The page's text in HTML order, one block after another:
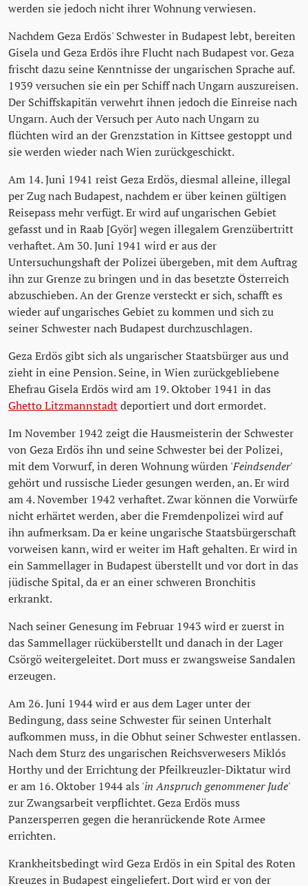
werden sie jedoch nicht ihrer Wohnung verwiesen.
Nachdem Geza Erdös' Schwester in Budapest lebt, bereiten
Gisela und Geza Erdös ihre Flucht nach Budapest vor. Geza
frischt dazu seine Kenntnisse der ungarischen Sprache auf.
1939 versuchen sie ein per Schiff nach Ungarn auszureisen.
Der Schiffskapitän verwehrt ihnen jedoch die Einreise nach
Ungarn. Auch der Versuch per Auto nach Ungarn zu
flüchten wird an der Grenzstation in Kittsee gestoppt und
sie werden wieder nach Wien zurückgeschickt.
Am 14. Juni 1941 reist Geza Erdös, diesmal alleine, illegal
per Zug nach Budapest, nachdem er über keinen gültigen
Reisepass mehr verfügt. Er wird auf ungarischen Gebiet
gefasst und in Raab [Györ] wegen illegalem Grenzübertritt
verhaftet. Am 30. Juni 1941 wird er aus der
Untersuchungshaft der Polizei übergeben, mit dem Auftrag
ihn zur Grenze zu bringen und in das besetzte Österreich
abzuschieben. An der Grenze versteckt er sich, schafft es
wieder auf ungarisches Gebiet zu kommen und sich zu
seiner Schwester nach Budapest durchzuschlagen.
Geza Erdös gibt sich als ungarischer Staatsbürger aus und
zieht in eine Pension. Seine, in Wien zurückgebliebene
Ehefrau Gisela Erdös wird am 19. Oktober 1941 in das
Ghetto Litzmannstadtdeportiert und dort ermordet.
Im November 1942 zeigt die Hausmeisterin der Schwester
von Geza Erdös ihn und seine Schwester bei der Polizei,
mit dem Vorwurf, in deren Wohnung würden 'Feindsender'
gehört und russische Lieder gesungen werden, an. Er wird
am 4. November 1942 verhaftet. Zwar können die Vorwürfe
nicht erhärtet werden, aber die Fremdenpolizei wird auf
ihn aufmerksam. Da er keine ungarische Staatsbürgerschaft
vorweisen kann, wird er weiter im Haft gehalten. Er wird in
ein Sammellager in Budapest überstellt und vor dort in das
jüdische Spital, da er an einer schweren Bronchitis
erkrankt.
Nach seiner Genesung im Februar 1943 wird er zuerst in
das Sammellager rücküberstellt und danach in der Lager
Csörgö weitergeleitet. Dort muss er zwangsweise Sandalen
erzeugen.
Am 26. Juni 1944 wird er aus dem Lager unter der
Bedingung, dass seine Schwester für seinen Unterhalt
aufkommen muss, in die Obhut seiner Schwester entlassen.
Nach dem Sturz des ungarischen Reichsverwesers Miklós
Horthy und der Errichtung der Pfeilkreuzler-Diktatur wird
er am 16. Oktober 1944 als 'in Anspruch genommener Jude'
zur Zwangsarbeit verpflichtet. Geza Erdös muss
Panzersperren gegen die heranrückende Rote Armee
errichten.
Krankheitsbedingt wird Geza Erdös in ein Spital des Roten
Kreuzes in Budapest eingeliefert. Dort wird er von der